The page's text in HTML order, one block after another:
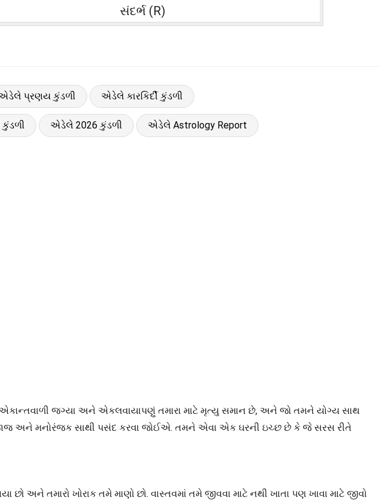
સંદર્ભ (R)
પ્રણય કુંડળી એડેલે કારકિર્દી કુંડળી
એડેલે 2026 કુંડળી એડેલે Astrology Report
જગ્યા અને એકલવાયાપણું તમારા માટે મૃત્યુ સમાન છે, અને જો તમને યોગ્ય સાથ
અને મનોરંજક સાથી પસંદ કરવા જોઈએ. તમને એવા એક ઘરની ઇચ્છ છે કે જે સરસ રીતે
અને તમારો ખોરાક તમે માણો છો. વાસ્તવમાં તમે જીવવા માટે નથી ખાતા પણ ખાવા માટે જીવો